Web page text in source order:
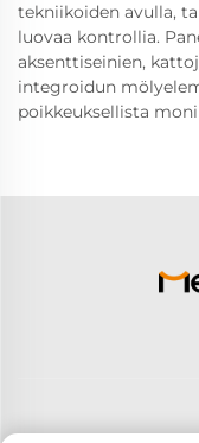
tekniikoiden avulla,
luovaa kontrollia.
aksenttiseinien,
integroidun
poikkeuksellista